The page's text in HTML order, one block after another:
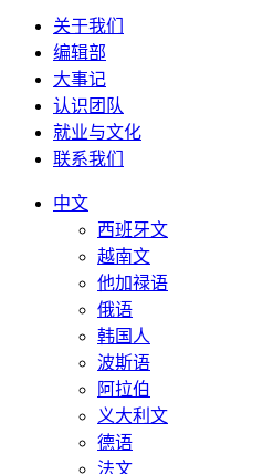
关于我们
编辑部
大事记
认识团队
就业与文化
联系我们
中文
西班牙文
越南文
他加禄语
俄语
韩国人
波斯语
阿拉伯
义大利文
德语
法文